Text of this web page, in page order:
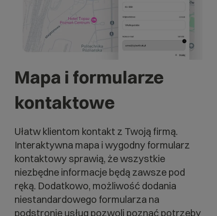
Mapa i formularze
kontaktowe
Ułatw klientom kontakt z Twoją firmą.
Interaktywna mapa i wygodny formularz
kontaktowy sprawią, że wszystkie
niezbędne informacje będą zawsze pod
ręką. Dodatkowo, możliwość dodania
niestandardowego formularza na
podstronie usług pozwoli poznać potrzeby